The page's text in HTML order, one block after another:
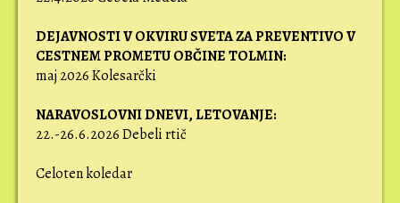
DEJAVNOSTI V OKVIRU SVETA ZA PREVENTIVO V
CESTNEM PROMETU OBČINE TOLMIN:
maj 2026 Kolesarčki
NARAVOSLOVNI DNEVI,LETOVANJE:
22.-26.6.2026 Debeli rtič
Celoten koledar